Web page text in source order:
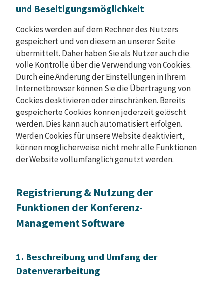
und Beseitigungsmöglichkeit
Cookies werden auf dem Rechner des Nutzers
gespeichert und von diesem an unserer Seite
übermittelt. Daher haben Sie als Nutzer auch die
volle Kontrolle über die Verwendung von Cookies.
Durch eine Änderung der Einstellungen in Ihrem
Internetbrowser können Sie die Übertragung von
Cookies deaktivieren oder einschränken. Bereits
gespeicherte Cookies können jederzeit gelöscht
werden. Dies kann auch automatisiert erfolgen.
Werden Cookies für unsere Website deaktiviert,
können möglicherweise nicht mehr alle Funktionen
der Website vollumfänglich genutzt werden.
Registrierung & Nutzung der
Funktionen der Konferenz-
Management Software
1. Beschreibung und Umfang der
Datenverarbeitung